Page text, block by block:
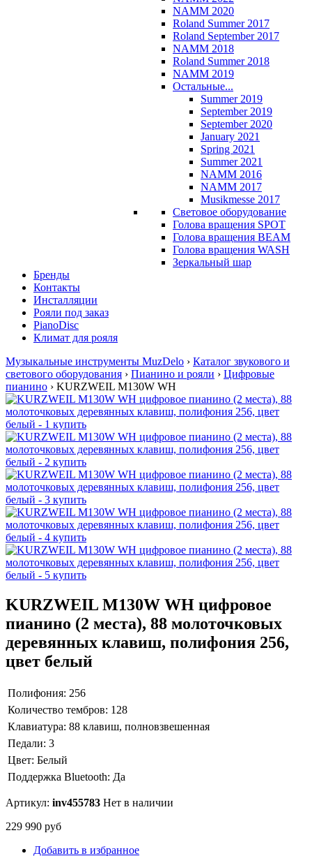
NAMM 2020
Roland Summer 2017
Roland September 2017
NAMM 2018
Roland Summer 2018
NAMM 2019
Остальные...
Summer 2019
September 2019
September 2020
January 2021
Spring 2021
Summer 2021
NAMM 2016
NAMM 2017
Musikmesse 2017
Световое оборудование
Голова вращения SPOT
Голова вращения BEAM
Голова вращения WASH
Зеркальный шар
Бренды
Контакты
Инсталляции
Рояли под заказ
PianoDisc
Климат для рояля
Музыкальные инструменты MuzDelo › Каталог звукового и
светового оборудования › Пианино и рояли › Цифровые
пианино › KURZWEIL M130W WH
KURZWEIL M130W WH цифровое
пианино (2 места), 88 молоточковых
деревянных клавиш, полифония 256,
цвет белый
Полифония: 256
Количество тембров: 128
Клавиатура: 88 клавиш, полновзвешенная
Педали: 3
Цвет: Белый
Поддержка Bluetooth: Да
Артикул: inv455783 Нет в наличии
229 990 руб
Добавить в избранное